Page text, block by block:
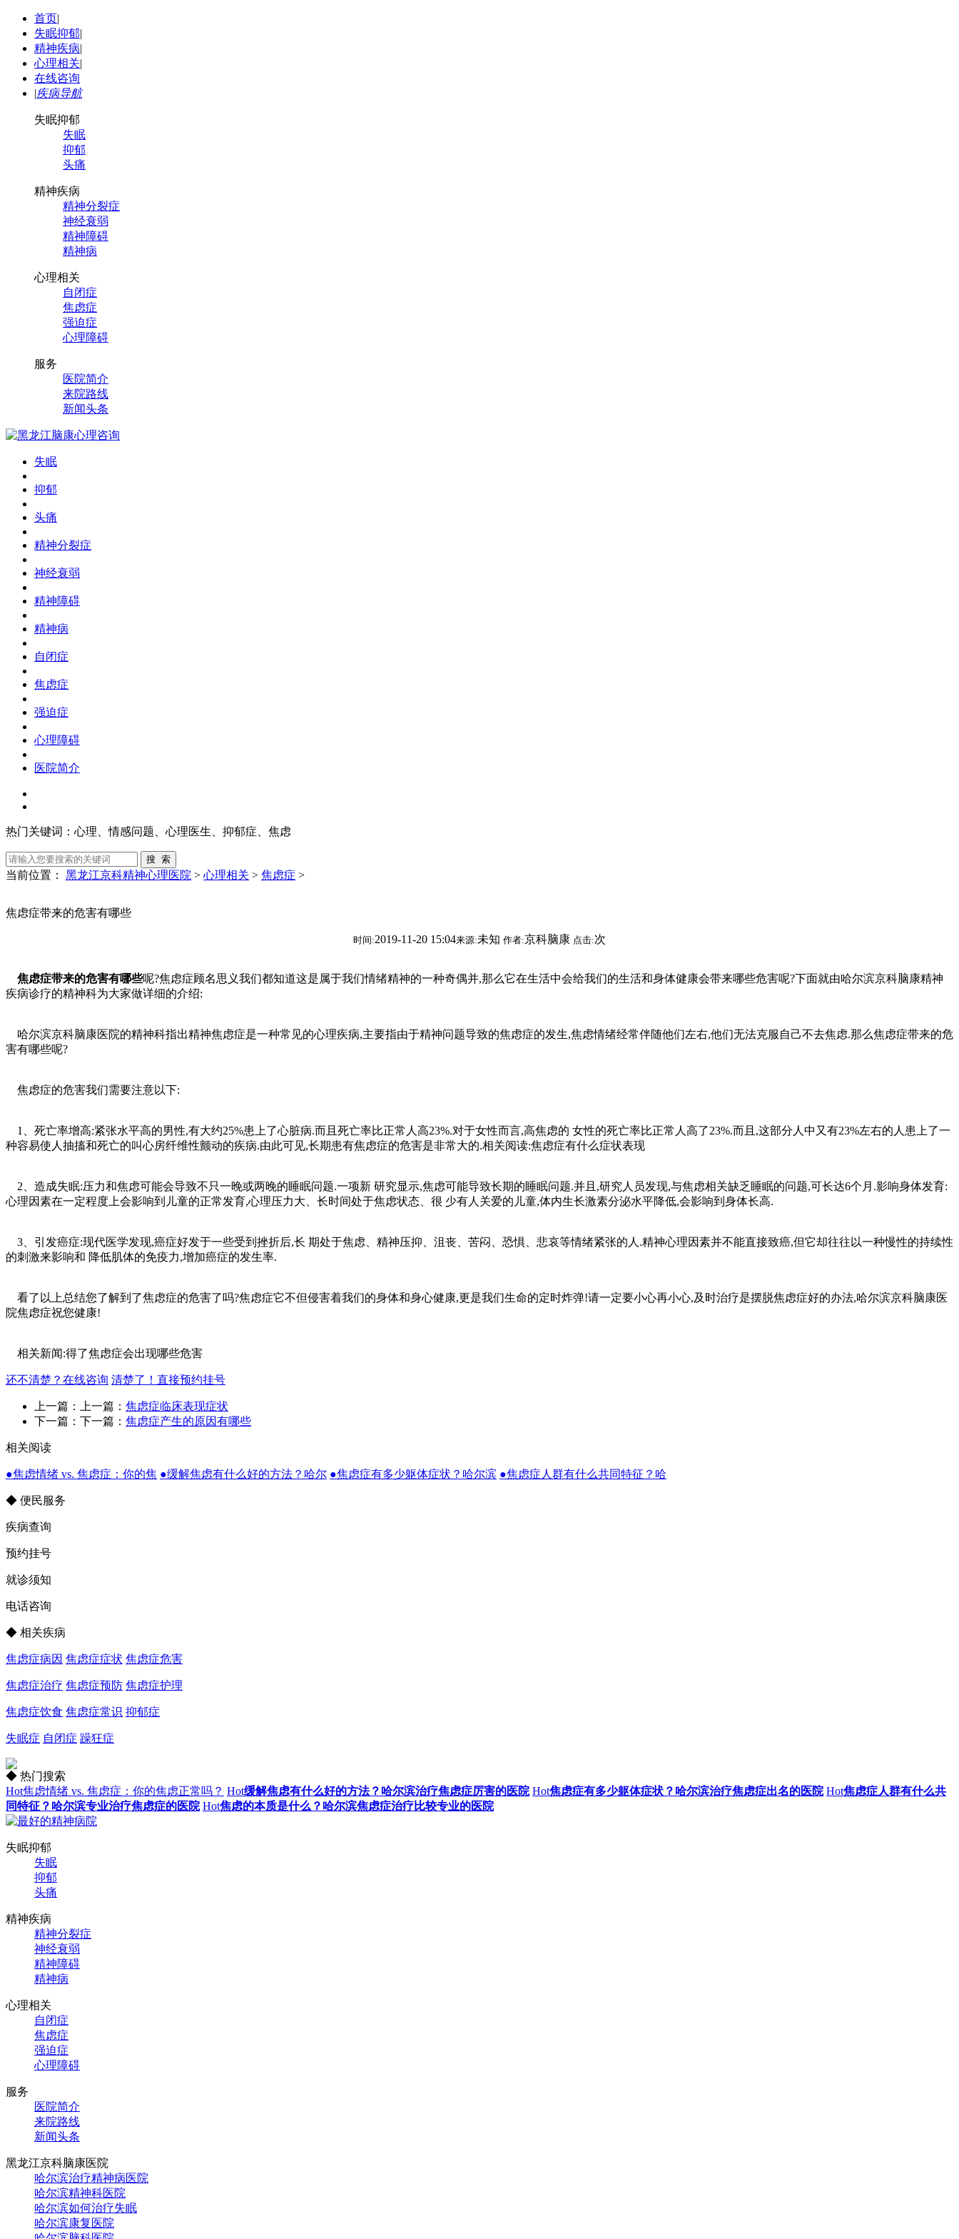
首页|
失眠抑郁|
精神疾病|
心理相关|
在线咨询
|疾病导航
失眠抑郁
失眠
抑郁
头痛
精神疾病
精神分裂症
神经衰弱
精神障碍
精神病
心理相关
自闭症
焦虑症
强迫症
心理障碍
服务
医院简介
来院路线
新闻头条
失眠
抑郁
头痛
精神分裂症
神经衰弱
精神障碍
精神病
自闭症
焦虑症
强迫症
心理障碍
医院简介
热门关键词： 心理、情感问题、心理医生、抑郁症、焦虑
当前位置： 黑龙江京科精神心理医院 > 心理相关 > 焦虑症 >
焦虑症带来的危害有哪些
时间:2019-11-20 15:04来源:未知 作者:京科脑康 点击:次
焦虑症带来的危害有哪些呢?焦虑症顾名思义我们都知道这是属于我们情绪精神的一种奇偶并,那么它在生活中会给我们的生活和身体健康会带来哪些危害呢?下面就由哈尔滨京科脑康精神
疾病诊疗的精神科为大家做详细的介绍:
哈尔滨京科脑康医院的精神科指出精神焦虑症是一种常见的心理疾病,主要指由于精神问题导致的焦虑症的发生,焦虑情绪经常伴随他们左右,他们无法克服自己不去焦虑.那么焦虑症带来的危
害有哪些呢?
焦虑症的危害我们需要注意以下:
1、死亡率增高:紧张水平高的男性,有大约25%患上了心脏病.而且死亡率比正常人高23%.对于女性而言,高焦虑的 女性的死亡率比正常人高了23%.而且,这部分人中又有23%左右的人患上了一
种容易使人抽搐和死亡的叫心房纤维性颤动的疾病.由此可见,长期患有焦虑症的危害是非常大的.相关阅读:焦虑症有什么症状表现
2、造成失眠:压力和焦虑可能会导致不只一晚或两晚的睡眠问题.一项新 研究显示,焦虑可能导致长期的睡眠问题.并且,研究人员发现,与焦虑相关缺乏睡眠的问题,可长达6个月.影响身体发育:
心理因素在一定程度上会影响到儿童的正常发育,心理压力大、长时间处于焦虑状态、很 少有人关爱的儿童,体内生长激素分泌水平降低,会影响到身体长高.
3、引发癌症:现代医学发现,癌症好发于一些受到挫折后,长 期处于焦虑、精神压抑、沮丧、苦闷、恐惧、悲哀等情绪紧张的人.精神心理因素并不能直接致癌,但它却往往以一种慢性的持续性
的刺激来影响和 降低肌体的免疫力,增加癌症的发生率.
看了以上总结您了解到了焦虑症的危害了吗?焦虑症它不但侵害着我们的身体和身心健康,更是我们生命的定时炸弹!请一定要小心再小心,及时治疗是摆脱焦虑症好的办法,哈尔滨京科脑康医
院焦虑症祝您健康!
相关新闻:得了焦虑症会出现哪些危害
还不清楚？在线咨询 清楚了！直接预约挂号
上一篇：上一篇： 焦虑症临床表现症状
下一篇：下一篇： 焦虑症产生的原因有哪些
相关阅读
●焦虑情绪 vs. 焦虑症：你的焦 ●缓解焦虑有什么好的方法？哈尔 ●焦虑症有多少躯体症状？哈尔滨 ●焦虑症人群有什么共同特征？哈
◆ 便民服务
疾病查询
预约挂号
就诊须知
电话咨询
◆ 相关疾病
焦虑症病因 焦虑症症状 焦虑症危害
焦虑症治疗 焦虑症预防 焦虑症护理
焦虑症饮食 焦虑症常识 抑郁症
失眠症 自闭症 躁狂症
◆ 热门搜索
Hot焦虑情绪 vs. 焦虑症：你的焦虑正常吗？ Hot缓解焦虑有什么好的方法？哈尔滨治疗焦虑症厉害的医院 Hot焦虑症有多少躯体症状？哈尔滨治疗焦虑症出名的医院 Hot焦虑症人群有什么共
同特征？哈尔滨专业治疗焦虑症的医院 Hot焦虑的本质是什么？哈尔滨焦虑症治疗比较专业的医院
失眠抑郁
失眠
抑郁
头痛
精神疾病
精神分裂症
神经衰弱
精神障碍
精神病
心理相关
自闭症
焦虑症
强迫症
心理障碍
服务
医院简介
来院路线
新闻头条
黑龙江京科脑康医院
哈尔滨治疗精神病医院
哈尔滨精神科医院
哈尔滨如何治疗失眠
哈尔滨康复医院